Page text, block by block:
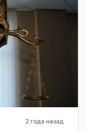
2 года назад